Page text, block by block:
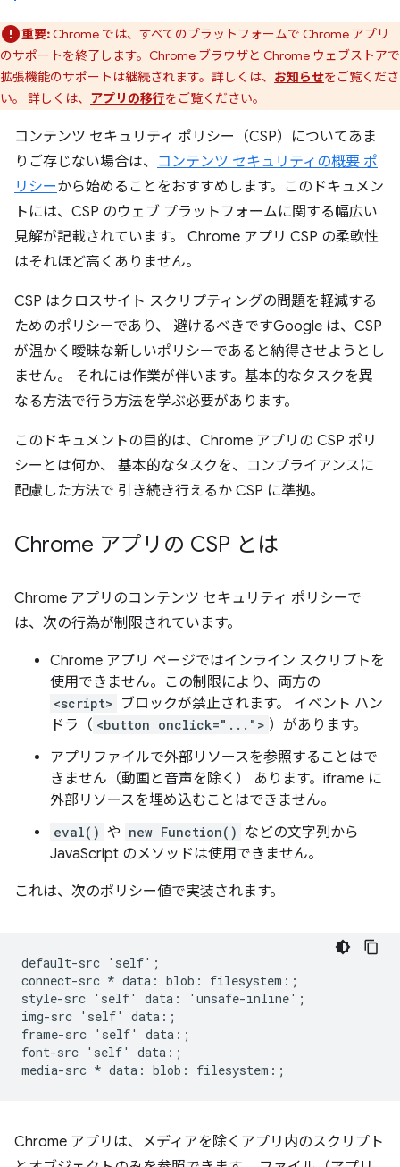
重要:Chrome では、すべてのプラットフォームで Chrome アプリ
のサポートを終了します。Chrome ブラウザと Chrome ウェブストアで
拡張機能のサポートは継続されます。詳しくは、 お知らせをご覧くださ
い。 詳しくは、 アプリの移行をご覧ください。
コンテンツ セキュリティ ポリシー（CSP）についてあま
りご存じない場合は、 コンテンツ セキュリティの概要 ポ
リシーから始めることをおすすめします。このドキュメン
トには、CSP のウェブ プラットフォームに関する幅広い
見解が記載されています。 Chrome アプリ CSP の柔軟性
はそれほど高くありません。
CSP はクロスサイト スクリプティングの問題を軽減する
ためのポリシーであり、 避けるべきですGoogle は、CSP
が温かく曖昧な新しいポリシーであると納得させようとし
ません。 それには作業が伴います。基本的なタスクを異
なる方法で行う方法を学ぶ必要があります。
このドキュメントの目的は、Chrome アプリの CSP ポリ
シーとは何か、 基本的なタスクを、コンプライアンスに
配慮した方法で 引き続き行えるか CSP に準拠。
Chrome アプリの CSP とは
Chrome アプリのコンテンツ セキュリティ ポリシーで
は、次の行為が制限されています。
Chrome アプリ ページではインライン スクリプトを
使用できません。この制限により、両方の
<script> ブロックが禁止されます。 イベント ハン
ドラ（ <button onclick="..."> ）があります。
アプリファイルで外部リソースを参照することはで
きません（動画と音声を除く） あります。iframe に
外部リソースを埋め込むことはできません。
eval() や new Function() などの文字列から
JavaScript のメソッドは使用できません。
これは、次のポリシー値で実装されます。
default-src 'self';
connect-src * data: blob: filesystem:;
style-src 'self' data: 'unsafe-inline';
img-src 'self' data:;
frame-src 'self' data:;
font-src 'self' data:;
Chrome アプリは、メディアを除くアプリ内のスクリプト